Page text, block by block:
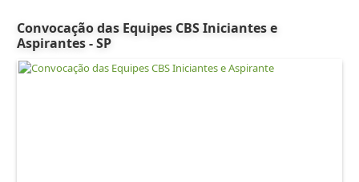
Convocação das Equipes CBS Iniciantes e
Aspirantes - SP